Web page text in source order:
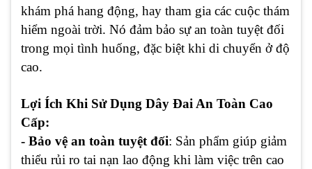
khám phá hang động, hay tham gia các cuộc thám
hiểm ngoài trời. Nó đảm bảo sự an toàn tuyệt đối
trong mọi tình huống, đặc biệt khi di chuyển ở độ
cao.
Lợi Ích Khi Sử Dụng Dây Đai An Toàn Cao
Cấp:
- Bảo vệ an toàn tuyệt đối: Sản phẩm giúp giảm
thiểu rủi ro tai nạn lao động khi làm việc trên cao